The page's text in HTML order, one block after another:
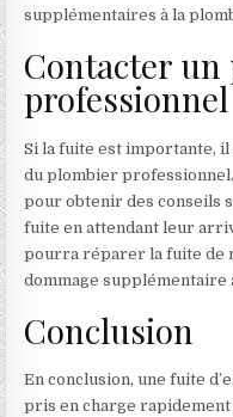
supplémentaires à la
Contacter
professionnel
Si la fuite est importante,
du plombier
pour obtenir des conseils
fuite en attendant leur
pourra réparer la fuite de
dommage supplémentaire
Conclusion
En conclusion, une fuite
pris en charge